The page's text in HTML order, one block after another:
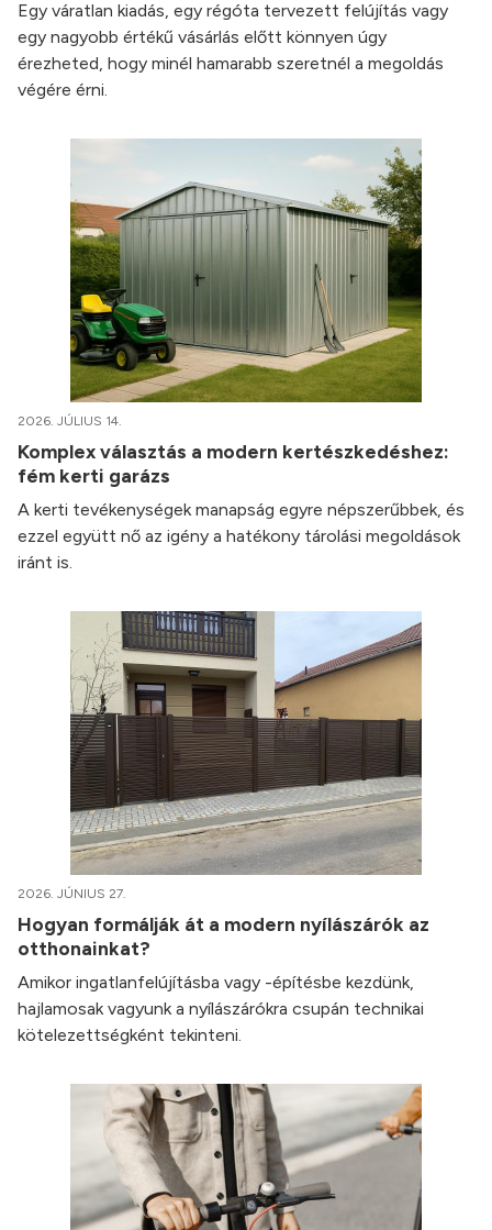
Egy váratlan kiadás, egy régóta tervezett felújítás vagy
egy nagyobb értékű vásárlás előtt könnyen úgy
érezheted, hogy minél hamarabb szeretnél a megoldás
végére érni.
2026. JÚLIUS 14.
Komplex választás a modern kertészkedéshez:
fém kerti garázs
A kerti tevékenységek manapság egyre népszerűbbek, és
ezzel együtt nő az igény a hatékony tárolási megoldások
iránt is.
2026. JÚNIUS 27.
Hogyan formálják át a modern nyílászárók az
otthonainkat?
Amikor ingatlanfelújításba vagy -építésbe kezdünk,
hajlamosak vagyunk a nyílászárókra csupán technikai
kötelezettségként tekinteni.